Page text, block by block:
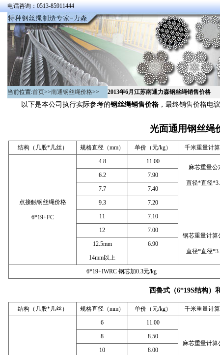
电话咨询：0513-85911444
当前位置:首页>>南通钢丝绳价格>> 2013年6月江苏南通力森钢丝绳销售价格
以下是本公司执行实际参考的钢丝绳销售价格 ，最终销售价格电
光面通用钢丝绳
结构（几股*几丝） 规格直径（mm） 单价（元/kg） 千米重量计
点接触钢丝绳价格
6*19+FC
4.8
11.00
麻芯重量公
直径*直径
钢芯重量计算
直径*直径
6.2
7.90
7.7
7.40
9.3
7.20
11
7.10
12
7.00
12.5mm
6.90
14mm以上
6*19+IWRC 钢芯加0.3元/kg
西鲁式（6*19S结构）
结构（几股*几丝） 规格直径（mm） 单价（元/kg） 千米重量计
6 11.00
麻芯重量计算
8
8.50
10
8.00